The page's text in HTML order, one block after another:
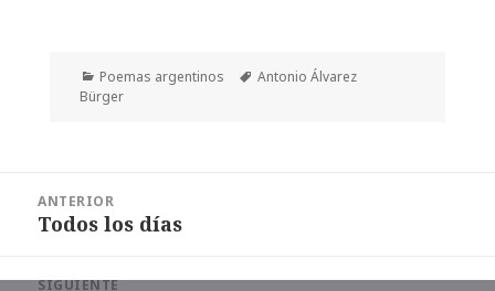
Categorías
Poemas argentinos Etiquetas
Antonio Álvarez
Bürger
entradas
ANTERIOR
Entrada
Todos los días
SIGUIENTE